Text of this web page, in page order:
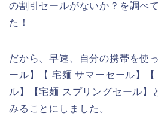
の割引セールがないか？を調べ
た！
だから、早速、自分の携帯を使
ール】【 宅麺 サマーセール】
ル】【宅麺 スプリングセール】
みることにしました。